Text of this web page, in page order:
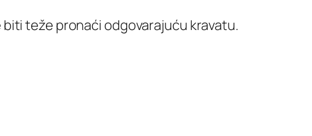
teže pronaći odgovarajuću kravatu.